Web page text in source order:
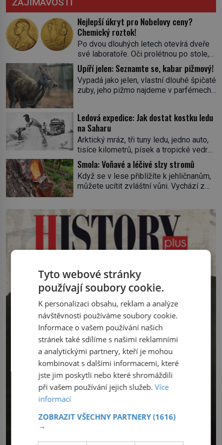
ZAJÍMAVOSTI
Nejlepší úkryt pro Nobelovy ceny?
Chemický roztok!
Po dvou dlouhých letech otevírá dveře
své laboratoře. Oči prolétnou po stole,
aby pak ulpěly na regálu, kde se nachází
všemožné látky. Hledá žluto-oranžovou
tekutinu, jakmile ji zahlédne, nesmírně
se mu uleví. Teď může svůj plán
skrývá směs s názvem lučavka
královská. Svůj přídomek nemá pro nic
za nic, […]
Upíří jelen: Seznamte se, kabar pižmový!
Vypadá jako jelen, vlastní dlouhé špičaté
zuby, jeho pižmo najdeme v parfémech
jediného zástupce zvířecí říše – kabara
pižmového. V Evropě ho jako první
popíše švédský botanik Carl Linné
(1707–1778), jenže v Asii o něm ví už
celá staletí. Zvíře připomíná jelena,
v kohoutku dosahuje […]
Ledová expedice: Jak dostat kostku ledu
na Saharu
Arktický mráz, tři tuny ledu, jedno auto,
tisíce kilometrů, písek a tropické vedro.
To je ve zkratce zdánlivě nesplnitelná
výzva, která se promění v úžasné
dobrodružství a důkaz, že nic není
nemožné. Vše začíná na podzim 1958
neobvyklou výzvou. Tomu, kdo dokáže
dopravit ze severního polárního kruhu
na […]
Smola: Voňavé a léčivé slzy stromů
Když se v lese přiblížíte k jehličnanům,
můžete ucítit zvláštní vůni. Vychází z
právě v ní je síla stromu. Smola také
patří k nejstarším surovinám, s nimiž
lidstvo pracovalo. Chrání strom před
infekcí, hmyzem a vysycháním. Dá se
Tyto webové stránky
používají soubory cookie.
K personalizaci obsahu, reklam a analýze
návštěvnosti používáme soubory cookie.
Informace o vašem používání našich
stránek také sdílíme s našimi reklamními
a analytickými partnery, kteří je mohou
kombinovat s dalšími informacemi, které
jste jim poskytli nebo které shromáždili
při vašem používání jejich služeb.Více
informací
ZOBRAZIT VŠECHNY PARTNERY(1616)
→